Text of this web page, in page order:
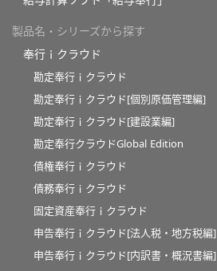
製品名・シリーズから探す
奉行ｉクラウド
勘定奉行ｉクラウド
勘定奉行ｉクラウド[個別原価管理編]
勘定奉行ｉクラウド[建設業編]
勘定奉行クラウドGlobal Edition
債権奉行ｉクラウド
債務奉行ｉクラウド
固定資産奉行ｉクラウド
申告奉行ｉクラウド[法人税・地方税編]
申告奉行ｉクラウド[内訳書・概況書編]